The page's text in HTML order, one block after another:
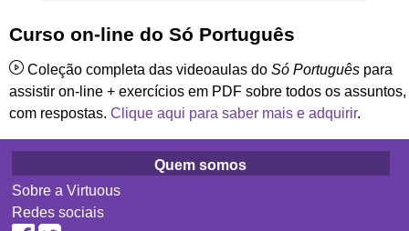
Curso on-line do Só Português
Coleção completa das videoaulas do Só Português para
assistir on-line + exercícios em PDF sobre todos os assuntos,
com respostas. Clique aqui para saber mais e adquirir.
Quem somos
Sobre a Virtuous
Redes sociais